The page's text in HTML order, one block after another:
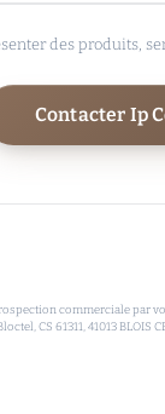
des produits,
Contacter Ip
commerciale
CS 61311, 41013